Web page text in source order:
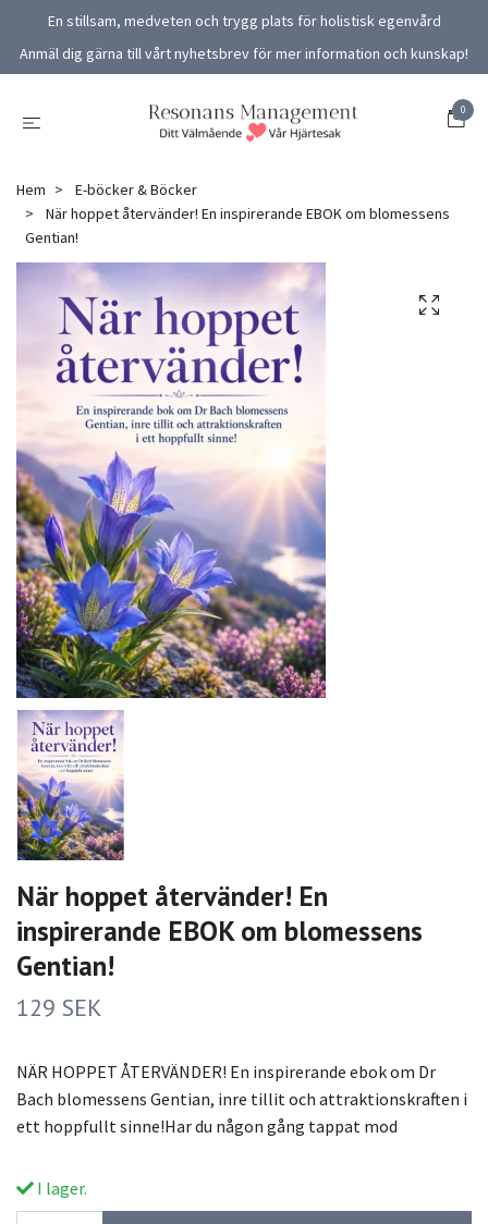
En stillsam, medveten och trygg plats för holistisk egenvård
Anmäl dig gärna till vårt nyhetsbrev för mer information och kunskap!
0
Hem
E-böcker & Böcker
När hoppet återvänder! En inspirerande EBOK om blomessens
Gentian!
När hoppet återvänder! En
inspirerande EBOK om blomessens
Gentian!
129 SEK
NÄR HOPPET ÅTERVÄNDER! En inspirerande ebok om Dr
Bach blomessens Gentian, inre tillit och attraktionskraften i
ett hoppfullt sinne!Har du någon gång tappat mod
I lager.